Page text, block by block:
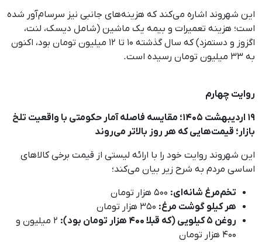
این شهروند اشاره می‌کند که هزینه‌های جانبی نیز سرسام‌آور شده
است؛ هزینه تعمیرات و بیمه یک ماشین (شامل دیسک، لنت،
اگزوز و دستمزد) که سال گذشته ۱۰ تا ۱۲ میلیون تومان بود، اکنون
به ۳۳ میلیون تومان رسیده است.
روایت چهارم
۱۹ اردیبهشت ۱۴۰۵؛ مقایسه فاصله آمار حکومتی با واقعیت تلخ
بازار؛ قیمت‌هایی که هر روز بالاتر می‌روند
این شهروند روایت خود را با ارائه لیستی از قیمت برخی کالاهای
اساسی مردم به شرح زیر بیان می‌کند؛
تخم‌مرغ شانه‌ای:
هر کیلو گوشت مرغ:
روغن ۵ کیلویی (که قبلا ۴۰۰ هزار تومان بود):
۲ میلیون و
۴۰۰ هزار تومان